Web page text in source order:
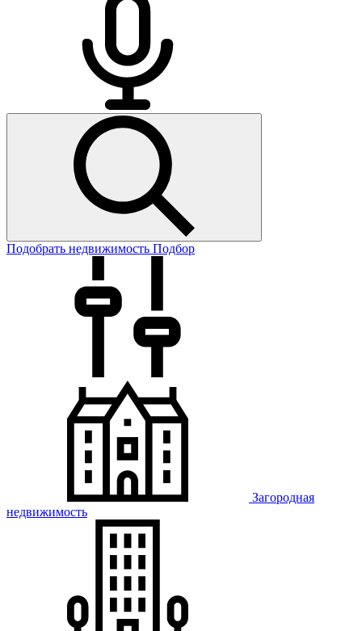
Подобрать недвижимость Подбор
Загородная
недвижимость